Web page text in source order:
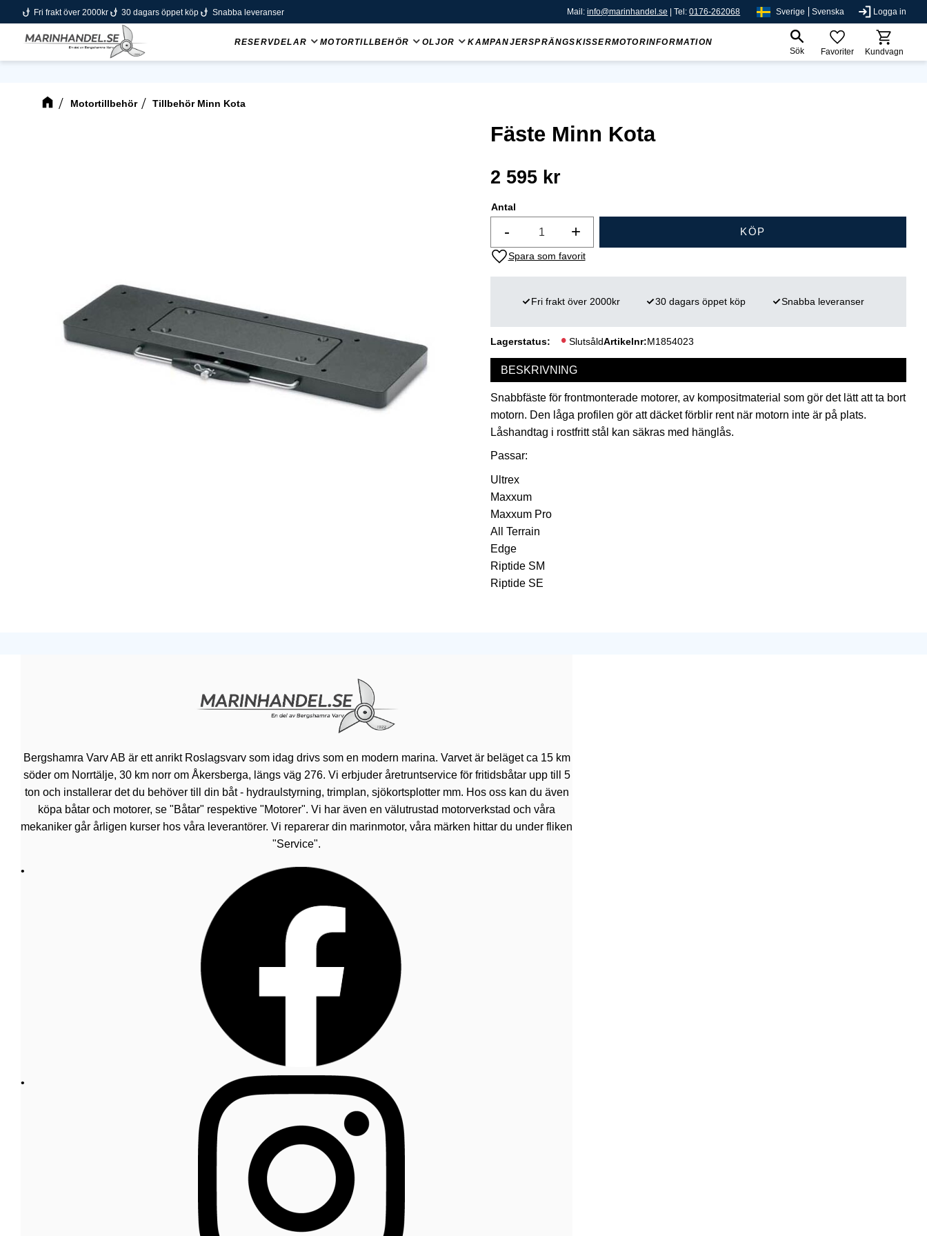
phishing Fri frakt över 2000kr phishing 30 dagars öppet köp phishing Snabba leveranser Mail:info@marinhandel.se | Tel:0176-262068 Sverige Svenska Logga in
RESERVDELAR MOTORTILLBEHÖR OLJOR KAMPANJERSPRÄNGSKISSERMOTORINFORMATION
Sök
Favoriter Kundvagn
Motortillbehör Tillbehör Minn Kota
Fäste Minn Kota
2 595kr
Antal
+
- KÖP
Lägg till i favoriter
Lagerstatus SlutsåldArtikelnr M1854023
Fri frakt över 2000kr 30 dagars öppet köp Snabba leveranser
BESKRIVNING
Snabbfäste för frontmonterade motorer, av kompositmaterial som gör det lätt att ta bort
motorn. Den låga profilen gör att däcket förblir rent när motorn inte är på plats.
Låshandtag i rostfritt stål kan säkras med hänglås.
Passar:
Ultrex
Maxxum
Maxxum Pro
All Terrain
Edge
Riptide SM
Riptide SE
Bergshamra Varv AB är ett anrikt Roslagsvarv som idag drivs som en modern marina. Varvet är beläget ca 15 km
söder om Norrtälje, 30 km norr om Åkersberga, längs väg 276. Vi erbjuder åretruntservice för fritidsbåtar upp till 5
ton och installerar det du behöver till din båt - hydraulstyrning, trimplan, sjökortsplotter mm. Hos oss kan du även
köpa båtar och motorer, se "Båtar" respektive "Motorer". Vi har även en välutrustad motorverkstad och våra
mekaniker går årligen kurser hos våra leverantörer. Vi reparerar din marinmotor, våra märken hittar du under fliken
"Service".